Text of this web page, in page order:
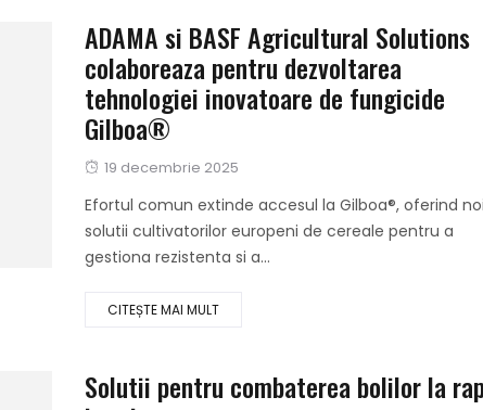
ADAMA si BASF Agricultural Solutions
colaboreaza pentru dezvoltarea
tehnologiei inovatoare de fungicide
Gilboa®
Publicat
19 decembrie 2025
Efortul comun extinde accesul la Gilboa®, oferind
solutii cultivatorilor europeni de cereale pentru a
gestiona rezistenta si a...
CITEȘTE MAI MULT
Solutii pentru combaterea bolilor la